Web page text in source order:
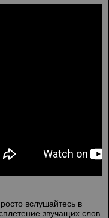
вслушайтесь в
звучащих слов